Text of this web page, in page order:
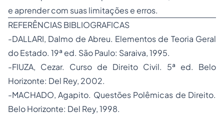
e aprender com suas limitações e erros.
REFERÊNCIAS BIBLIOGRAFICAS
-DALLARI, Dalmo de Abreu. Elementos de Teoria Geral
do Estado. 19ª ed. São Paulo: Saraiva, 1995.
-FIUZA, Cezar. Curso de Direito Civil. 5ª ed. Belo
Horizonte: Del Rey, 2002.
-MACHADO, Agapito. Questões Polêmicas de Direito.
Belo Horizonte: Del Rey, 1998.